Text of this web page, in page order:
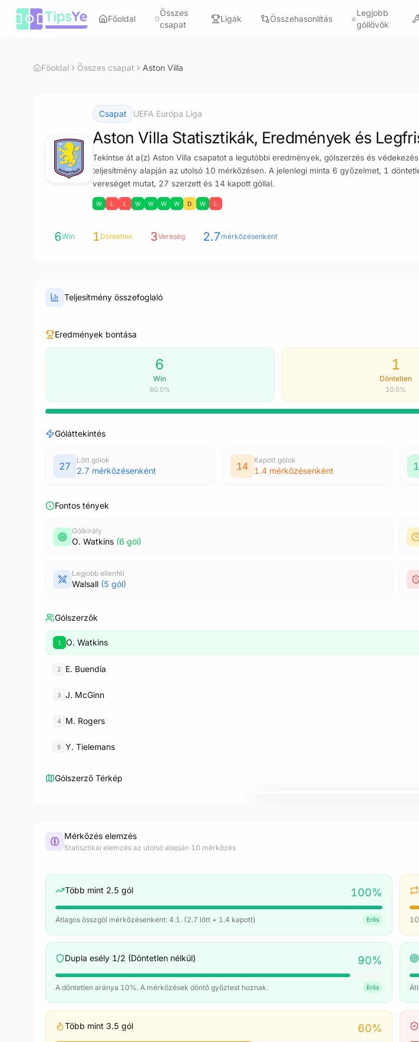
Ugrás a tartalomra
Főoldal
Összes
csapat
Ligák Összehasonlítás
Legjobb
góllövők
Főoldal Összes csapat Aston Villa
Csapat UEFA Európa Liga
Aston Villa Statisztikák, Eredmények és
Tekintse át a(z) Aston Villa csapatot a legutóbbi eredmények, gólszerzés és
teljesítmény alapján az utolsó 10 mérkőzésen. A jelenlegi minta 6 győzelmet, 1
vereséget mutat, 27 szerzett és 14 kapott góllal.
W L L W W W W D W L
6Win 1Döntetlen 3Vereség 2.7mérkőzésenként
Teljesítmény összefoglaló
Eredmények bontása
6
Win
60.0%
1
Döntetlen
10.0%
Góláttekintés
27
Lőtt gólok
2.7 mérkőzésenként 14
Kapott gólok
1.4 mérkőzésenként
Fontos tények
Gólkirály
O. Watkins (6 gól)
Legjobb ellenfél
Walsall (5 gól)
Gólszerzők
1 O. Watkins
2 E. Buendía
3 J. McGinn
4 M. Rogers
5 Y. Tielemans
Gólszerző Térkép
Mérkőzés elemzés
Statisztikai elemzés az utolsó alapján 10 mérkőzés
Több mint 2.5 gól 100%
Átlagos összgól mérkőzésenként: 4.1. (2.7 lőtt + 1.4 kapott) Erős
Dupla esély 1/2 (Döntetlen nélkül) 90%
A döntetlen aránya 10%. A mérkőzések döntő győztest hoznak. Erős
Több mint 3.5 gól 60%